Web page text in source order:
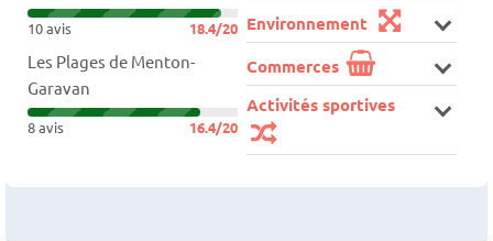
10 avis 18.4/20
Les Plages de Menton-
Garavan
8 avis 16.4/20
Environnement
Commerces
Activités sportives